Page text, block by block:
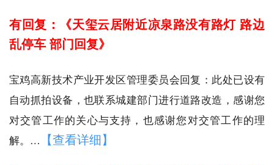
有回复：《天玺云居附近凉泉路没有路灯 路边
乱停车 部门回复》
宝鸡高新技术产业开发区管理委员会回复：此处已设有
自动抓拍设备，也联系城建部门进行道路改造，感谢您
对交管工作的关心与支持，也感谢您对交管工作的理
解。… 【查看详细】